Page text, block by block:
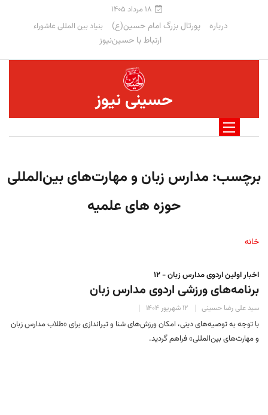
۱۸ مرداد ۱۴۰۵
درباره پورتال بزرگ امام حسین(ع) بنیاد بین المللی عاشوراء
ارتباط با حسین‌نیوز
حسینی نیوز
برچسب: مدارس زبان و مهارت‌های بین‌المللی
حوزه های علمیه
خانه
اخبار اولین اردوی مدارس زبان - ۱۲
برنامه‌های ورزشی اردوی مدارس زبان
سید علی رضا حسینی ۱۲ شهریور ۱۴۰۴
با توجه به توصیه‌های دینی، امکان ورزش‌های شنا و تیراندازی برای «طلاب مدارس زبان
و مهارت‌های بین‌المللی» فراهم گردید.